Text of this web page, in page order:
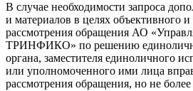
В случае необходимости запроса
и материалов в целях объективного и
рассмотрения обращения АО
ТРИНФИКО» по решению
органа, заместителя единоличного
или уполномоченного ими лица
рассмотрения обращения, но не